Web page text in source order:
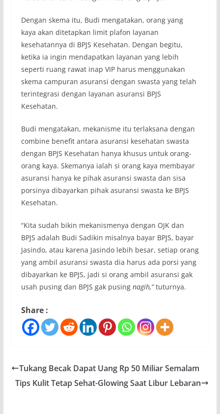
Dengan skema itu, Budi mengatakan, orang yang
kaya akan ditetapkan limit plafon layanan
kesehatannya di BPJS Kesehatan. Dengan begitu,
ketika ia ingin mendapatkan layanan yang lebih
seperti ruang rawat inap VIP harus menggunakan
skema campuran asuransi dengan swasta yang telah
terintegrasi dengan layanan asuransi BPJS
Kesehatan.
Budi mengatakan, mekanisme itu terlaksana dengan
combine benefit antara asuransi kesehatan swasta
dengan BPJS Kesehatan hanya khusus untuk orang-
orang kaya. Skemanya ialah si orang kaya membayar
asuransi hanya ke pihak asuransi swasta dan sisa
porsinya dibayarkan pihak asuransi swasta ke BPJS
Kesehatan.
“Kita sudah bikin mekanismenya dengan OJK dan
BPJS adalah Budi Sadikin misalnya bayar BPJS, bayar
Jasindo, atau karena Jasindo lebih besar, setiap orang
yang ambil asuransi swasta dia harus ada porsi yang
dibayarkan ke BPJS, jadi si orang ambil asuransi gak
usah pusing dan BPJS gak pusing nagih,”tuturnya.
Share :
Tukang Becak Dapat Uang Rp 50 Miliar Semalam
Tips Kulit Tetap Sehat-Glowing Saat Libur Lebaran